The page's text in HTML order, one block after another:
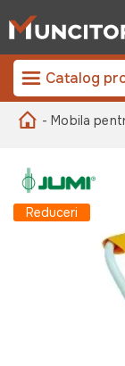
Catalog
- Mobila
Reduceri